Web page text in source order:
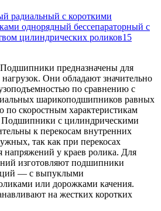
предназначены для
Они обладают значительно
по сравнению с
шарикоподшипников равных
по скоростным характеристикам
Подшипники с цилиндрическими
к перекосам внутренних
так как при перекосах
напряжений у краев ролика. Для
изготовляют подшипники
— с выпуклыми
или дорожками качения.
на жестких коротких